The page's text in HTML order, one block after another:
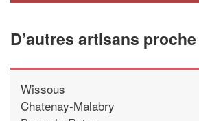
D’autres artisans
Wissous
Chatenay-Malabry